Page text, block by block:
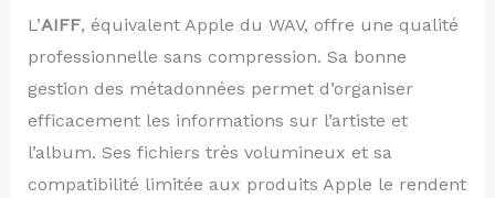
L’AIFF, équivalent Apple du WAV, offre une qualité
professionnelle sans compression. Sa bonne
gestion des métadonnées permet d’organiser
efficacement les informations sur l’artiste et
l’album. Ses fichiers très volumineux et sa
compatibilité limitée aux produits Apple le rendent